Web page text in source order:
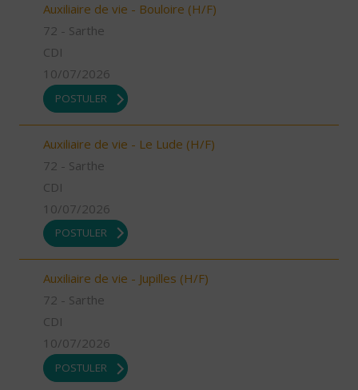
Auxiliaire de vie - Bouloire (H/F)
72 - Sarthe
CDI
10/07/2026
POSTULER
Auxiliaire de vie - Le Lude (H/F)
72 - Sarthe
CDI
10/07/2026
POSTULER
Auxiliaire de vie - Jupilles (H/F)
72 - Sarthe
CDI
10/07/2026
POSTULER